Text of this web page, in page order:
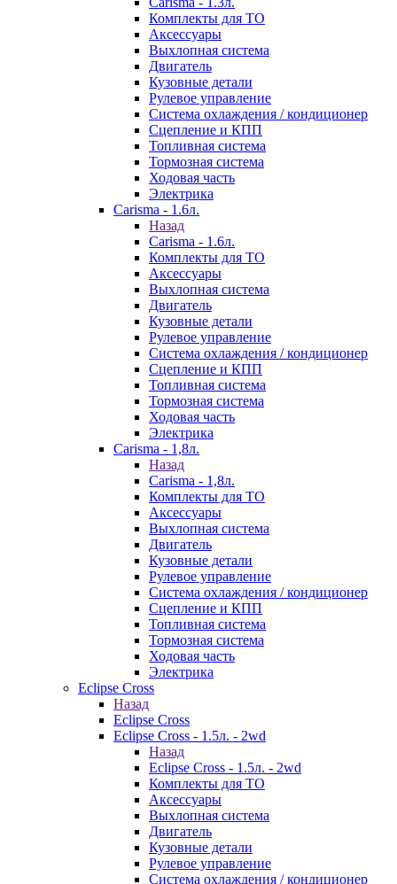
Комплекты для ТО
Аксессуары
Выхлопная система
Двигатель
Кузовные детали
Рулевое управление
Система охлаждения / кондиционер
Сцепление и КПП
Топливная система
Тормозная система
Ходовая часть
Электрика
Carisma - 1.6л.
Назад
Carisma - 1.6л.
Комплекты для ТО
Аксессуары
Выхлопная система
Двигатель
Кузовные детали
Рулевое управление
Система охлаждения / кондиционер
Сцепление и КПП
Топливная система
Тормозная система
Ходовая часть
Электрика
Carisma - 1,8л.
Назад
Carisma - 1,8л.
Комплекты для ТО
Аксессуары
Выхлопная система
Двигатель
Кузовные детали
Рулевое управление
Система охлаждения / кондиционер
Сцепление и КПП
Топливная система
Тормозная система
Ходовая часть
Электрика
Eclipse Cross
Назад
Eclipse Cross
Eclipse Cross - 1.5л. - 2wd
Назад
Eclipse Cross - 1.5л. - 2wd
Комплекты для ТО
Аксессуары
Выхлопная система
Двигатель
Кузовные детали
Рулевое управление
Система охлаждения / кондиционер